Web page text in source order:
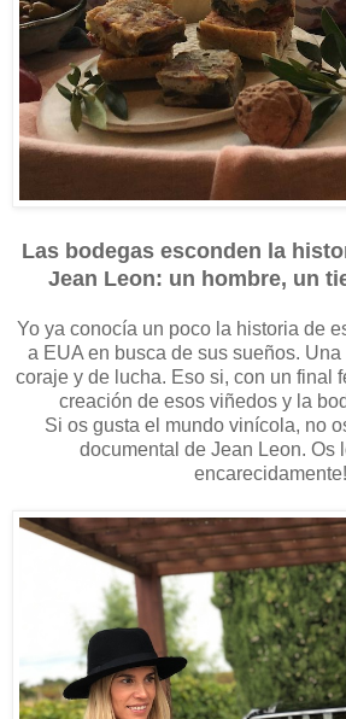
Las bodegas esconden la
Jean Leon: un hombre, un
Yo ya conocía un poco la historia de
a EUA en busca de sus sueños.
coraje y de lucha. Eso si, con un final
creación de esos viñedos y la
Si os gusta el mundo vinícola, no
documental de Jean Leon. Os
encarecidamente!